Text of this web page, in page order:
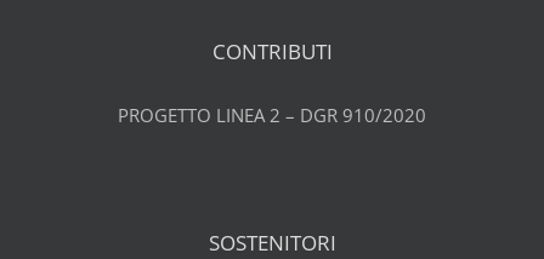
CONTRIBUTI
PROGETTO LINEA 2 – DGR 910/2020
SOSTENITORI